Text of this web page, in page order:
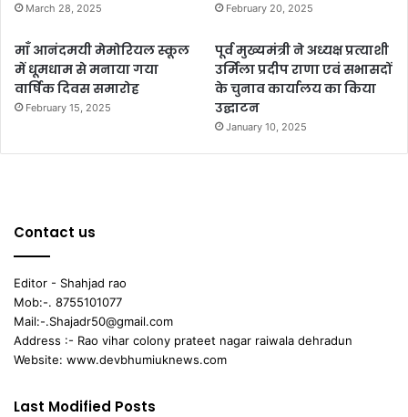
March 28, 2025 February 20, 2025
माँ आनंदमयी मेमोरियल स्कूल
में धूमधाम से मनाया गया
वार्षिक दिवस समारोह
February 15, 2025
पूर्व मुख्यमंत्री ने अध्यक्ष प्रत्याशी
उर्मिला प्रदीप राणा एवं सभासदों
के चुनाव कार्यालय का किया
उद्घाटन
January 10, 2025
Contact us
Editor - Shahjad rao
Mob:-. 8755101077
Mail:-.Shajadr50@gmail.com
Address :- Rao vihar colony prateet nagar raiwala dehradun
Website: www.devbhumiuknews.com
Last Modified Posts